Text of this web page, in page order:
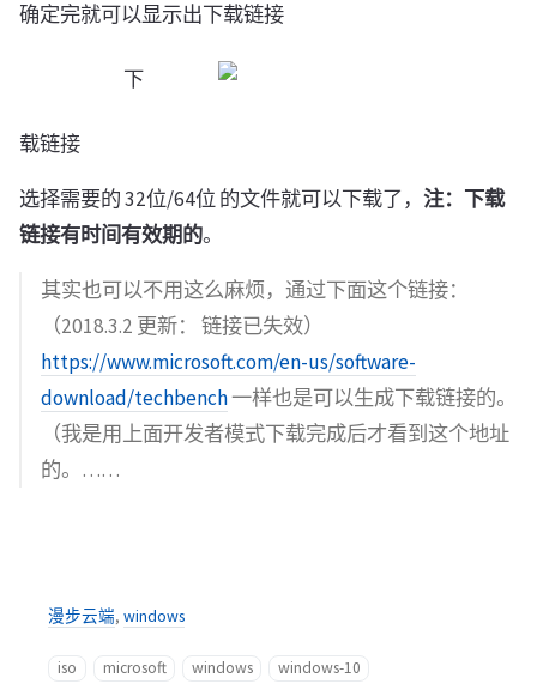
确定完就可以显示出下载链接
下
载链接
选择需要的 32位/64位 的文件就可以下载了， 注：下载
链接有时间有效期的。
其实也可以不用这么麻烦，通过下面这个链接：
（2018.3.2 更新： 链接已失效）
https://www.microsoft.com/en-us/software-
download/techbench一样也是可以生成下载链接的。
（我是用上面开发者模式下载完成后才看到这个地址
的。……
漫步云端, windows
iso microsoft windows windows-10